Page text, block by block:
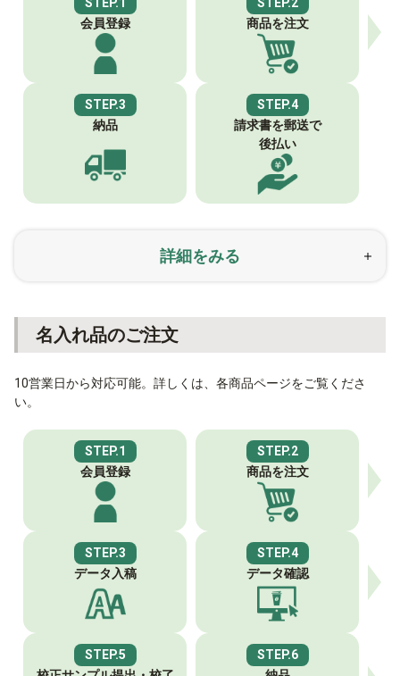
STEP.1
会員登録
STEP.2
商品を注文
STEP.3
納品
STEP.4
請求書を郵送で
後払い
詳細をみる
名入れ品のご注文
10営業日から対応可能。詳しくは、各商品ページをご覧くださ
い。
STEP.1
会員登録
STEP.2
商品を注文
STEP.3
データ入稿
STEP.4
データ確認
STEP.5
STEP.6